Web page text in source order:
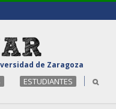
de Zaragoza
ESTUDIANTES